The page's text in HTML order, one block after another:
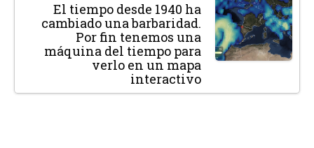
El tiempo desde 1940 ha
cambiado una barbaridad.
Por fin tenemos una
máquina del tiempo para
verlo en un mapa
interactivo